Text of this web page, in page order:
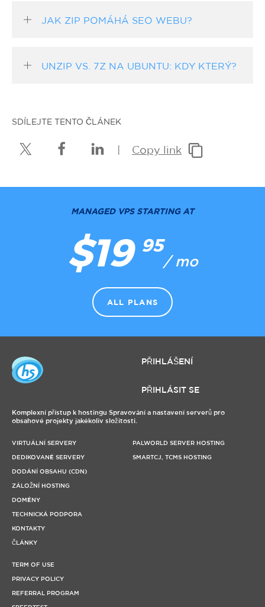
JAK ZIP POMÁHÁ SEO WEBU?
UNZIP VS. 7Z NA UBUNTU: KDY KTERÝ?
SDÍLEJTE TENTO ČLÁNEK
Copy link
MANAGED VPS STARTING AT
$19 95
/ mo
ALL PLANS
PŘIHLÁŠENÍ
PŘIHLÁSIT SE
Komplexní přístup k hostingu Spravování a nastavení serverů pro
obsahové projekty jakékoliv složitosti.
VIRTUÁLNÍ SERVERY
DEDIKOVANÉ SERVERY
DODÁNÍ OBSAHU (CDN)
ZÁLOŽNÍ HOSTING
DOMÉNY
TECHNICKÁ PODPORA
KONTAKTY
ČLÁNKY
PALWORLD SERVER HOSTING
SMARTCJ, TCMS HOSTING
TERM OF USE
PRIVACY POLICY
REFERRAL PROGRAM